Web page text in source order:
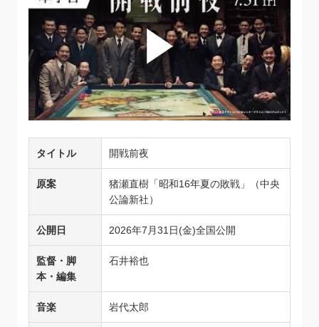
タイトル 開戦前夜
原案
猪瀬直樹「昭和16年夏の敗戦」（中央
公論新社）
公開日 2026年7月31日(金)全国公開
監督・脚
本・編集
石井裕也
音楽 岩代太郎